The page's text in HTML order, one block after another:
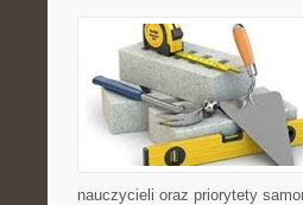
nauczycieli oraz priorytety